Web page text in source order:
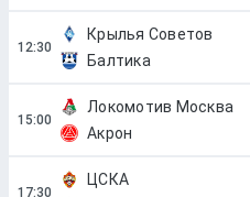
Крылья Советов
Балтика
Локомотив Москва
Акрон
ЦСКА